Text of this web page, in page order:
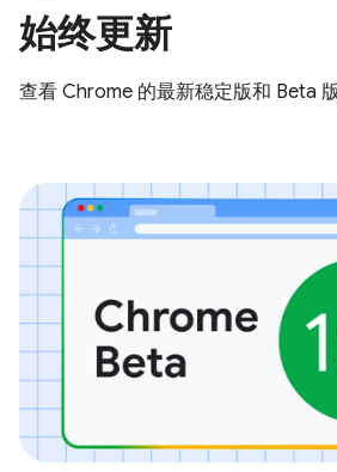
始终更新
查看 Chrome 的最新稳定版和 Beta